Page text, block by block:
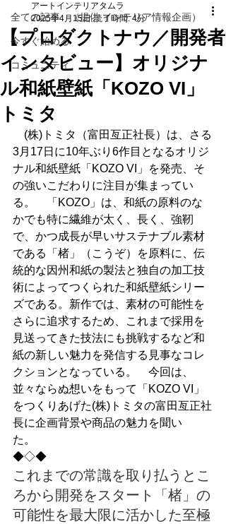
全ての記事 （提供 インテリア情報企画）
今すぐ始める
コミュニティ
【プロダクトナウ／開発者
インタビュー】オリジナ
ル和紙壁紙「KOZO VI」
トミタ
アートインテリアタムラ
2025年4月15日 読了時間: 4分
(株)トミタ（富田亙正社長）は、さる
3月17日に10年ぶり6作目となるオリジ
ナル和紙壁紙「KOZO VI」を発売、そ
の強いこだわりに注目が集まってい
る。　「KOZO」は、和紙の原料のな
かでも特に繊維が太く、長く、強靭
で、かつ成長が早いサステナブル素材
である「楮」（こうぞ）を原料に、伝
統的な因州和紙の製法と独自の加工技
術によってつくられた和紙壁紙シリー
ズである。新作では、素材の可能性を
さらに追求するため、これまで採用を
見送ってきた技法にも挑戦するなど和
紙の新しい魅力を発信する見事なコレ
クションとなっている。　今回は、
並々ならぬ想いをもって「KOZO VI」
をつくりあげた(株)トミタの富田亙正社
長に企画背景や商品の魅力を聞い
た。
◆◇◆
これまでの常識を取り払うとこ
ろから開発をスタート「楮」の
可能性を最大限に活かした至極